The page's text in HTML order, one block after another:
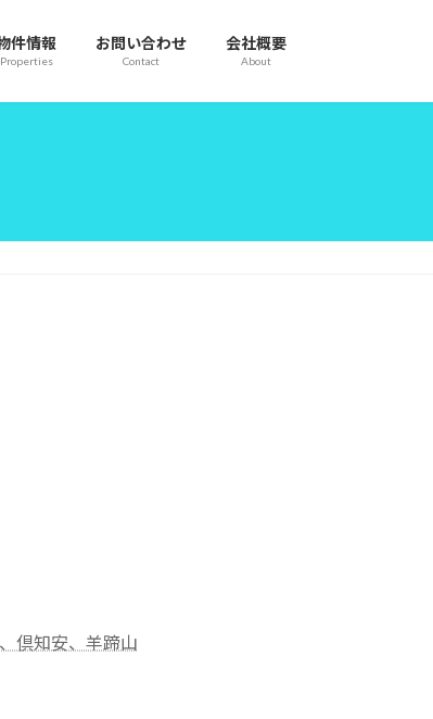
件情報
Properties
お問い合わせ
Contact
会社概要
About
倶知安、羊蹄山